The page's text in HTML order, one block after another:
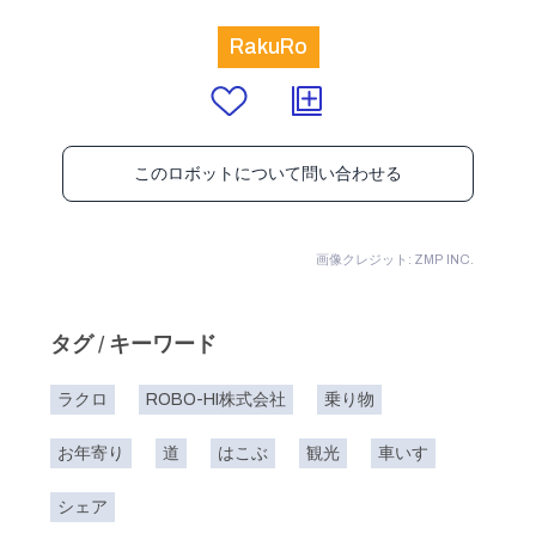
RakuRo
このロボットについて問い合わせる
画像クレジット: ZMP INC.
タグ / キーワード
ラクロ ROBO-HI株式会社 乗り物
お年寄り 道 はこぶ 観光 車いす
シェア